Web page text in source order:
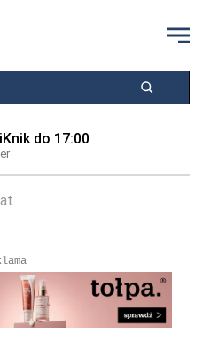
do 17:00